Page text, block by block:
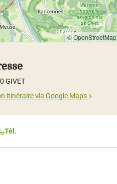
©
GIVET
itinéraire via Google Maps
Tél.